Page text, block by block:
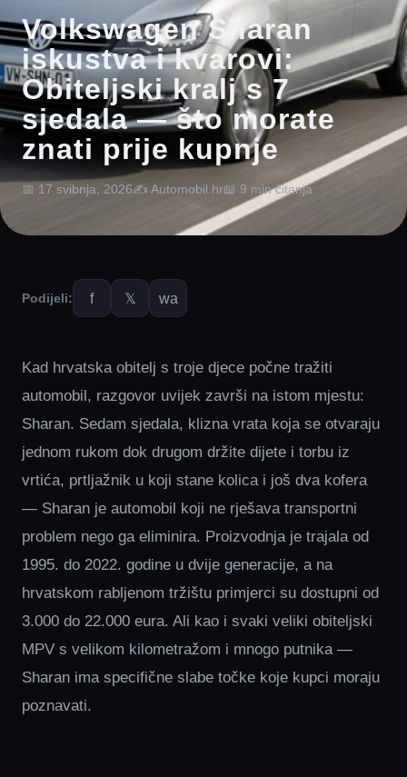
Volkswagen Sharan
iskustva i kvarovi:
Obiteljski kralj s 7
sjedala — što morate
znati prije kupnje
📅 17 svibnja, 2026✍️ Automobil.hr📖 9 min čitanja
Podijeli: f 𝕏 wa
Kad hrvatska obitelj s troje djece počne tražiti
automobil, razgovor uvijek završi na istom mjestu:
Sharan. Sedam sjedala, klizna vrata koja se otvaraju
jednom rukom dok drugom držite dijete i torbu iz
vrtića, prtljažnik u koji stane kolica i još dva kofera
— Sharan je automobil koji ne rješava transportni
problem nego ga eliminira. Proizvodnja je trajala od
1995. do 2022. godine u dvije generacije, a na
hrvatskom rabljenom tržištu primjerci su dostupni od
3.000 do 22.000 eura. Ali kao i svaki veliki obiteljski
MPV s velikom kilometražom i mnogo putnika —
Sharan ima specifične slabe točke koje kupci moraju
poznavati.